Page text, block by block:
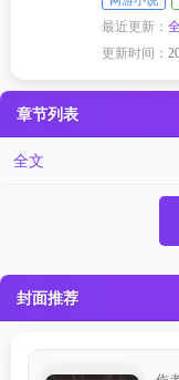
最近更新：
更新时间：
章节列表
全文
封面推荐